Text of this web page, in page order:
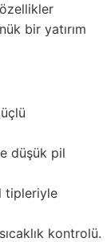
bir yatırım
düşük pil
tipleriyle
kontrolü.